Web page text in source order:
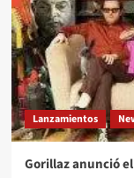
Lanzamientos
Gorillaz anunció